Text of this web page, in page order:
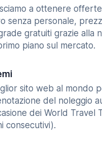
a ottenere
senza personale,
gratuiti grazie alla
piano sul mercato.
sito web al mondo
del noleggio
dei World Travel
consecutivi).